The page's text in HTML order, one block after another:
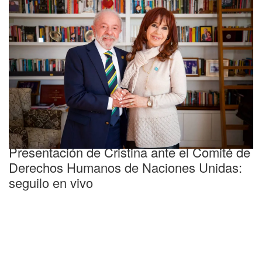
Conferencia
Presentación de Cristina ante el Comité de
Derechos Humanos de Naciones Unidas:
seguilo en vivo